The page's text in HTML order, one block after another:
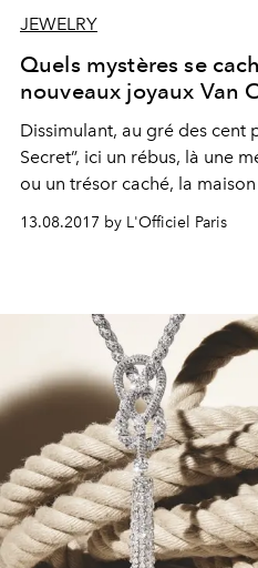
JEWELRY
Quels mystères se
nouveaux joyaux Van
Dissimulant, au gré des cent
Secret”, ici un rébus, là une
ou un trésor caché, la
de virtuosité.
13.08.2017 by L'Officiel Paris